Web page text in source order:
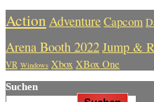
Action AdventureCapcom
Arena Booth 2022Jump &
VR Windows Xbox XBox One
Suchen